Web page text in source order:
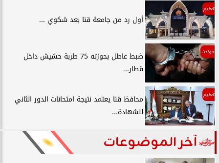
تعليم
أول رد من جامعة قنا بعد شكوي ...
حوادث
ضبط عاطل بحوزته 75 طربة حشيش داخل
قطار...
تعليم
محافظ قنا يعتمد نتيجة امتحانات الدور الثاني
للشهادة...
آخر الموضوعات